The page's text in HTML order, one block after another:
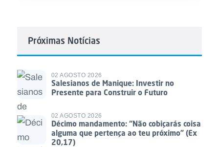
Próximas Notícias
02 AGOSTO 2026
Salesianos de Manique: Investir no
Presente para Construir o Futuro
02 AGOSTO 2026
Décimo mandamento: “Não cobiçarás coisa
alguma que pertença ao teu próximo” (Ex
20,17)